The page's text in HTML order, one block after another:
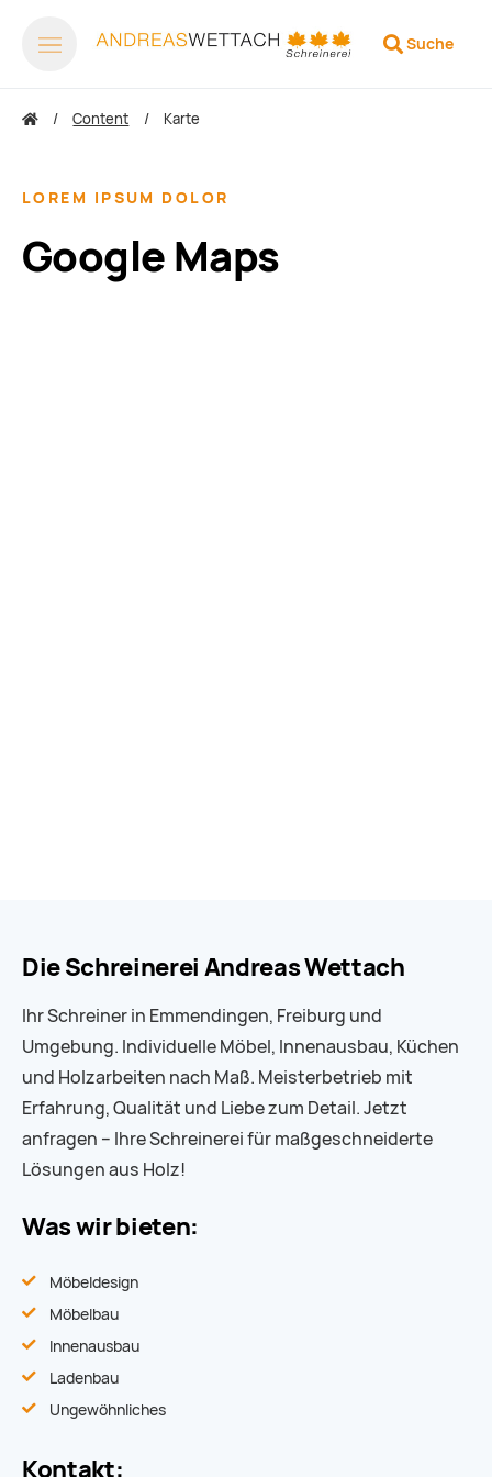
Suche
Content Karte
LOREM IPSUM DOLOR
Google Maps
Die Schreinerei Andreas Wettach
Ihr Schreiner in Emmendingen, Freiburg und
Umgebung. Individuelle Möbel, Innenausbau, Küchen
und Holzarbeiten nach Maß. Meisterbetrieb mit
Erfahrung, Qualität und Liebe zum Detail. Jetzt
anfragen – Ihre Schreinerei für maßgeschneiderte
Lösungen aus Holz!
Was wir bieten:
Möbeldesign
Möbelbau
Innenausbau
Ladenbau
Ungewöhnliches
Kontakt: